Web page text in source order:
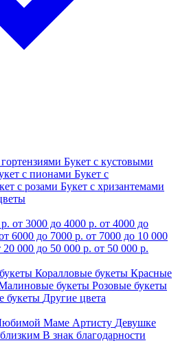
Букет с кустовыми
с пионами Букет с
с розами Букет с хризантемами
от 3000 до 4000 р. от 4000 до
6000 до 7000 р. от 7000 до 10 000
20 000 до 50 000 р. от 50 000 р.
Коралловые букеты Красные
букеты Розовые букеты
букеты Другие цвета
Маме Артисту Девушке
В знак благодарности